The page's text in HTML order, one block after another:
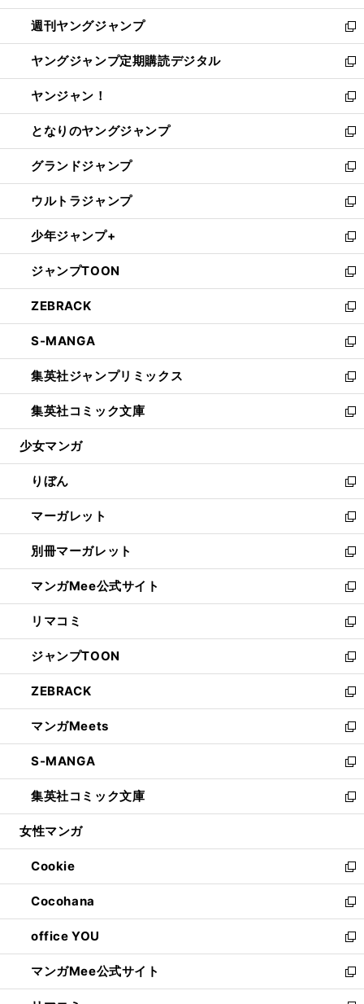
開
く
ウ
で
開
く
ン
ド
ウ
で
開
く
ウ
ィ
ン
ド
ウ
で
開
く
週刊ヤングジャンプ
新
し
い
ウ
ィ
ン
ド
ウ
で
開
く
ヤングジャンプ定期購読デジタル
新
し
い
ウ
ィ
ン
ド
ウ
で
開
く
ヤンジャン！
新
し
い
ウ
ィ
ン
ド
ウ
で
開
く
となりのヤングジャンプ
新
し
い
ウ
ィ
ン
ド
ウ
で
開
く
グランドジャンプ
新
し
い
ウ
ィ
ン
ド
ウ
で
開
く
ウルトラジャンプ
新
し
い
ウ
ィ
ン
ド
ウ
で
開
く
少年ジャンプ+
新
し
い
ウ
ィ
ン
ド
ウ
で
開
く
ジャンプTOON
新
し
い
ウ
ィ
ン
ド
ウ
で
開
ZEBRACK
新
し
い
ウ
ィ
ン
ド
ウ
開
く
S-MANGA
新
し
い
ウ
ィ
ン
ウ
で
開
く
集英社ジャンプリミックス
新
し
い
ウ
ン
ド
ウ
で
開
く
集英社コミック文庫
新
し
ウ
ィ
ン
ド
ウ
で
開
く
少女マンガ
りぼん
新
し
い
ウ
ィ
ン
ド
ウ
で
開
く
マーガレット
新
し
い
ウ
ィ
ン
ド
ウ
で
開
く
別冊マーガレット
新
し
い
ウ
ィ
ン
ド
ウ
で
開
く
マンガMee公式サイト
新
し
い
ウ
ィ
ン
ド
ウ
で
開
く
リマコミ
新
し
い
ウ
ィ
ン
ド
ウ
で
開
く
ジャンプTOON
新
し
い
ウ
ィ
ン
ド
ウ
で
開
ZEBRACK
新
し
い
ウ
ィ
ン
ド
ウ
開
く
マンガMeets
新
し
い
ウ
ィ
ン
ウ
で
開
く
S-MANGA
新
し
い
ウ
ン
ド
ウ
で
開
く
集英社コミック文庫
新
し
ウ
ィ
ン
ド
ウ
で
開
く
女性マンガ
Cookie
新
し
い
ウ
ィ
ン
ド
ウ
Cocohana
新
し
い
ウ
ィ
ン
office YOU
新
し
い
ウ
マンガMee公式サイト
新
し